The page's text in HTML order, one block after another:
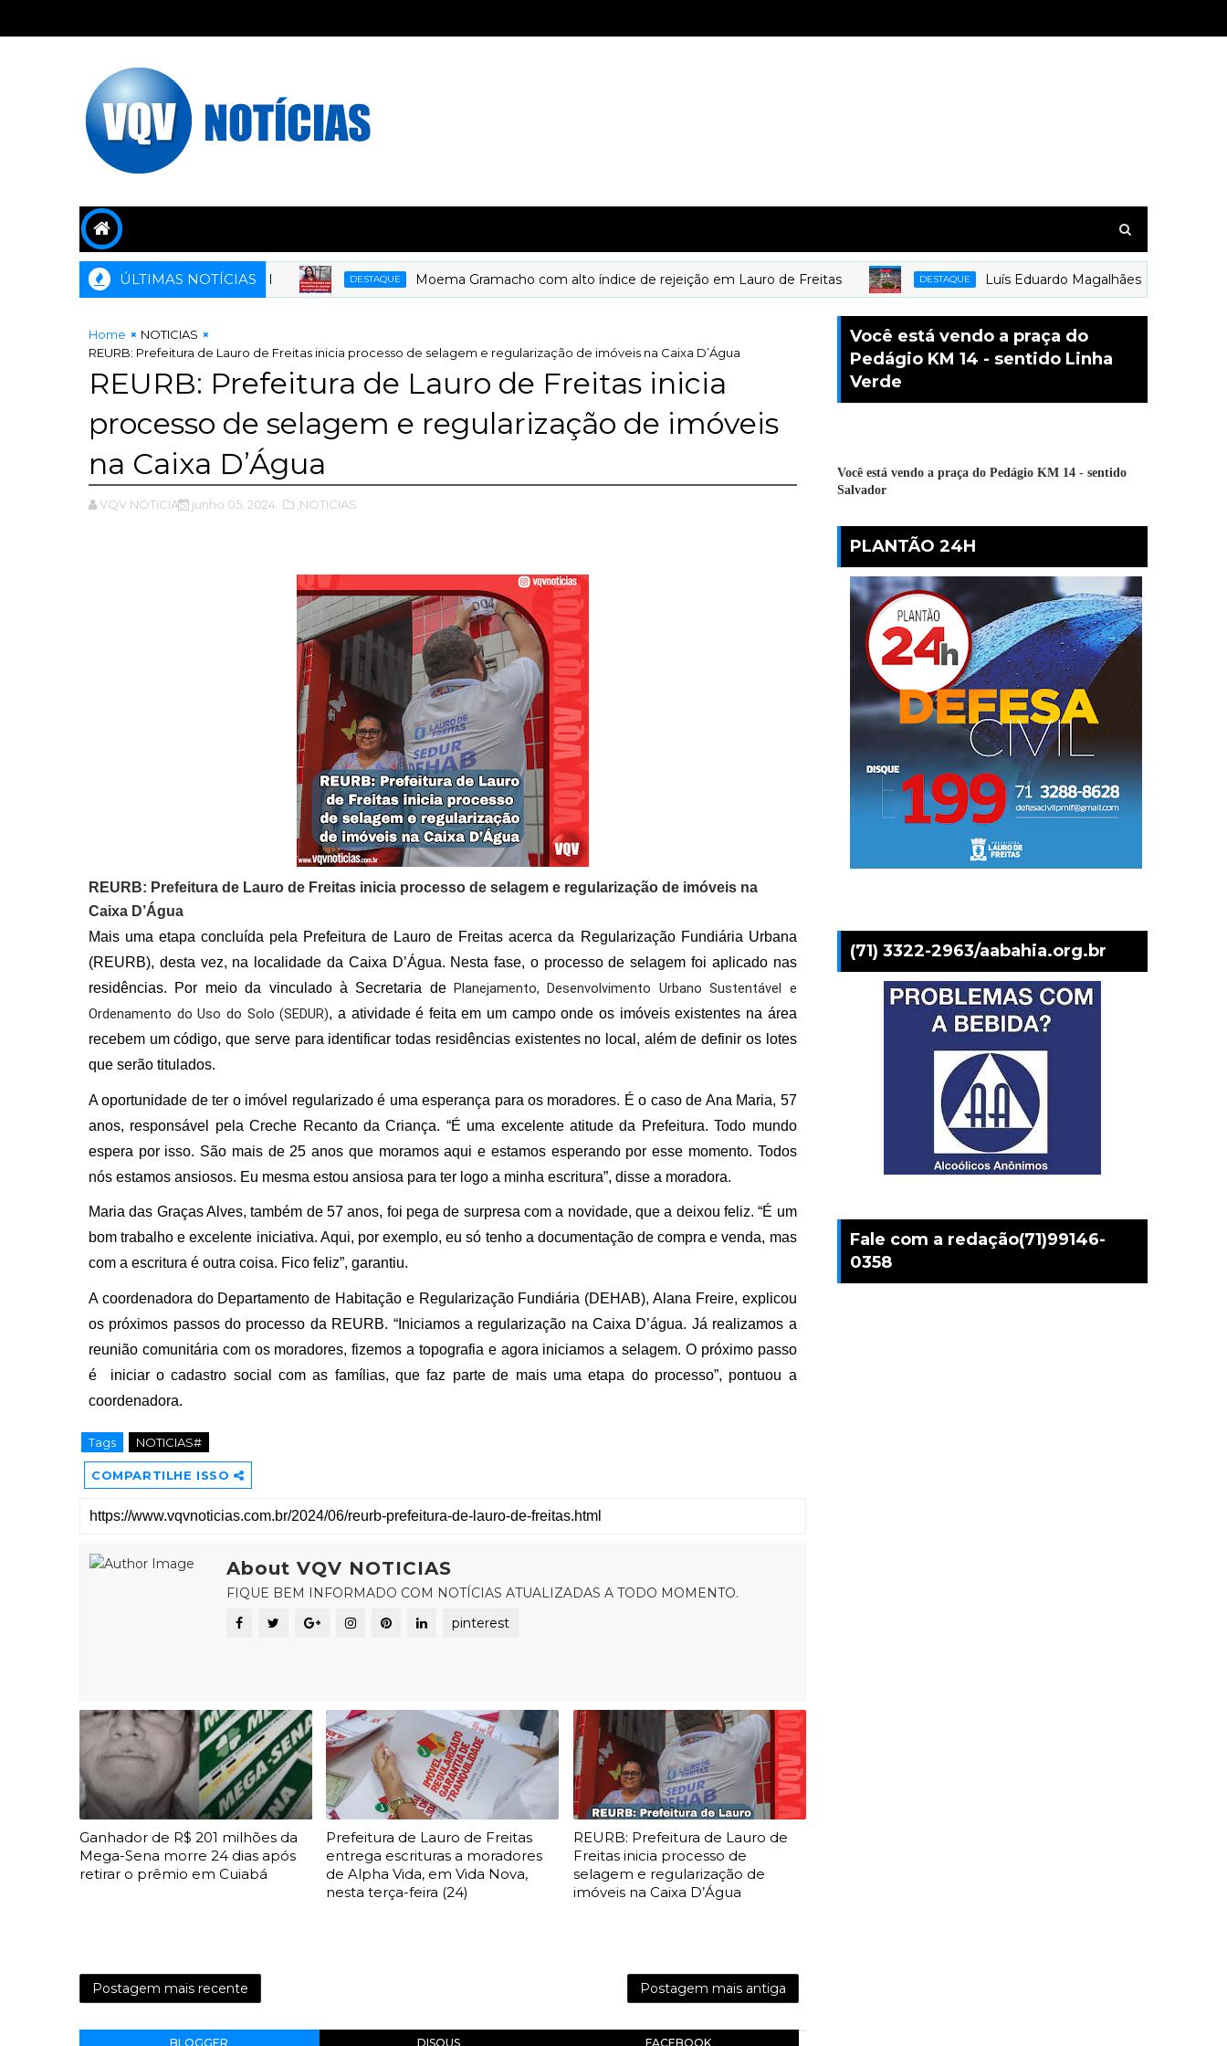
ÚLTIMAS NOTÍCIAS DESTAQUE Moema Gramacho com alto índice de rejeição em Lauro de Freitas DESTAQUE Luís Eduardo Magalhães é o mais novo
Home
NOTICIAS
REURB: Prefeitura de Lauro de Freitas inicia processo de selagem e regularização de imóveis na Caixa D’Água
REURB: Prefeitura de Lauro de Freitas inicia
processo de selagem e regularização de imóveis
na Caixa D’Água
VQV NOTICIAS junho 05, 2024 ,NOTICIAS
REURB: Prefeitura de Lauro de Freitas inicia processo de selagem e regularização de imóveis na
Caixa D’Água
Mais uma etapa concluída pela Prefeitura de Lauro de Freitas acerca da Regularização Fundiária Urbana
(REURB), desta vez, na localidade da Caixa D’Água. Nesta fase, o processo de selagem foi aplicado nas
residências. Por meio da vinculado à Secretaria dePlanejamento, Desenvolvimento Urbano Sustentável e
Ordenamento do Uso do Solo (SEDUR), a atividade é feita em um campo onde os imóveis existentes na área
recebem um código, que serve para identificar todas residências existentes no local, além de definir os lotes
que serão titulados.
A oportunidade de ter o imóvel regularizado é uma esperança para os moradores. É o caso de Ana Maria, 57
anos, responsável pela Creche Recanto da Criança. “É uma excelente atitude da Prefeitura. Todo mundo
espera por isso. São mais de 25 anos que moramos aqui e estamos esperando por esse momento. Todos
nós estamos ansiosos. Eu mesma estou ansiosa para ter logo a minha escritura”, disse a moradora.
Maria das Graças Alves, também de 57 anos, foi pega de surpresa com a novidade, que a deixou feliz. “É um
bom trabalho e excelente iniciativa. Aqui, por exemplo, eu só tenho a documentação de compra e venda, mas
com a escritura é outra coisa. Fico feliz”, garantiu.
A coordenadora do Departamento de Habitação e Regularização Fundiária (DEHAB), Alana Freire, explicou
os próximos passos do processo da REURB. “Iniciamos a regularização na Caixa D’água. Já realizamos a
reunião comunitária com os moradores, fizemos a topografia e agora iniciamos a selagem. O próximo passo
é iniciar o cadastro social com as famílias, que faz parte de mais uma etapa do processo”, pontuou a
coordenadora.
Tags NOTICIAS#
COMPARTILHE ISSO
About VQV NOTICIAS
FIQUE BEM INFORMADO COM NOTÍCIAS ATUALIZADAS A TODO MOMENTO.
pinterest
Ganhador de R$ 201 milhões da
Mega-Sena morre 24 dias após
retirar o prêmio em Cuiabá
Prefeitura de Lauro de Freitas
entrega escrituras a moradores
de Alpha Vida, em Vida Nova,
nesta terça-feira (24)
REURB: Prefeitura de Lauro de
Freitas inicia processo de
selagem e regularização de
imóveis na Caixa D’Água
Postagem mais recente Postagem mais antiga
BLOGGER DISQUS FACEBOOK
Você está vendo a praça do
Pedágio KM 14 - sentido Linha
Verde
Você está vendo a praça do Pedágio KM 14 - sentido
Salvador
PLANTÃO 24H
(71) 3322-2963/aabahia.org.br
Fale com a redação(71)99146-
0358